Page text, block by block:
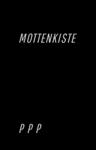
MOTTENKISTE
P P P